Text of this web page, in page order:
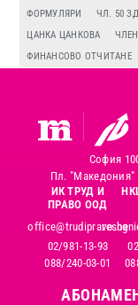
ФОРМУЛЯРИ
ЧЛ. 50
ЦАНКА ЦАНКОВА
ФИНАНСОВО ОТЧИТАНЕ
София
Пл. "Македония"
ИК ТРУД И
ПРАВО ООД
office@trudipravo.bg
02/981-13-93
088/240-03-01